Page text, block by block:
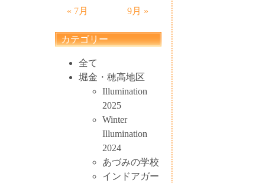
« 7月 9月 »
カテゴリー
全て
堀金・穂高地区
Illumination
2025
Winter
Illumination
2024
あづみの学校
インドアガー